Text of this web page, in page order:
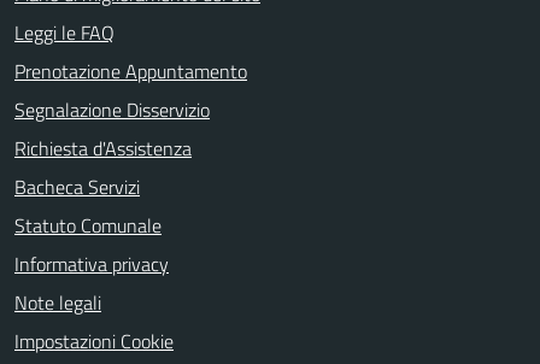
Leggi le FAQ
Prenotazione Appuntamento
Segnalazione Disservizio
Richiesta d'Assistenza
Bacheca Servizi
Statuto Comunale
Informativa privacy
Note legali
Impostazioni Cookie